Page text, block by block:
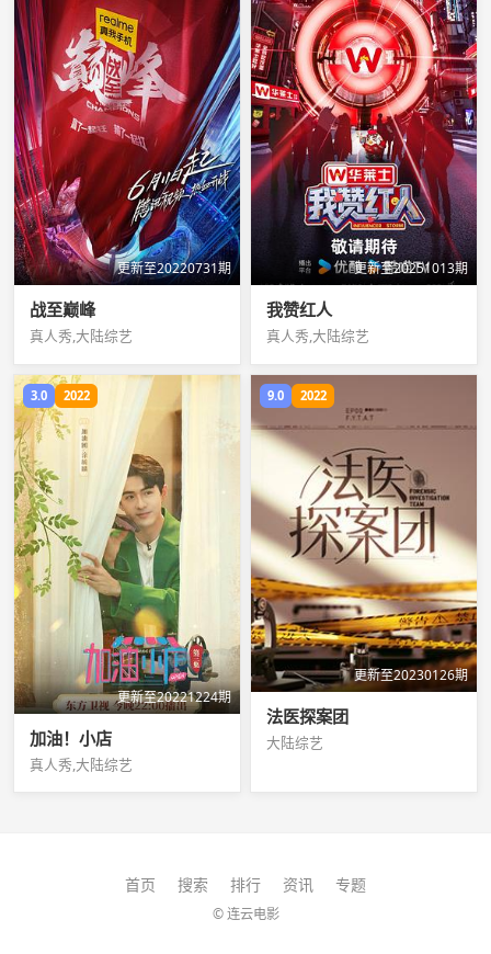
更新至20220731期
战至巅峰
真人秀,大陆综艺
更新至20251013期
我赞红人
真人秀,大陆综艺
3.0 2022
更新至20221224期
加油！小店
真人秀,大陆综艺
9.0 2022
更新至20230126期
法医探案团
大陆综艺
首页 搜索 排行 资讯 专题
© 连云电影